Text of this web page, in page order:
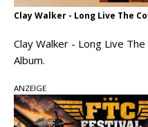
Clay Walker - Long Live The
Clay Walker - Long Live
Album.
ANZEIGE